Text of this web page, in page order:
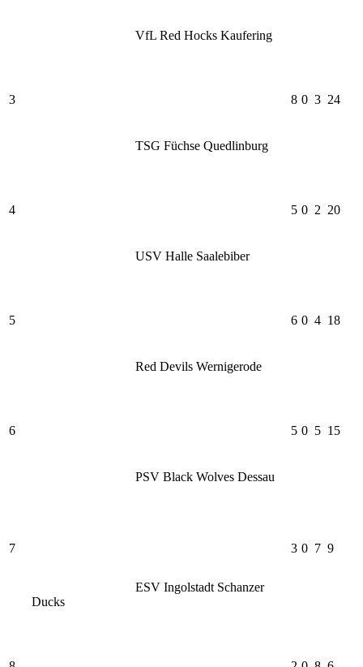
VfL Red Hocks Kaufering
3
TSG Füchse Quedlinburg
8 0 3 24
4
USV Halle Saalebiber
5 0 2 20
5
Red Devils Wernigerode
6 0 4 18
6
PSV Black Wolves Dessau
5 0 5 15
7
ESV Ingolstadt Schanzer
Ducks
3 0 7 9